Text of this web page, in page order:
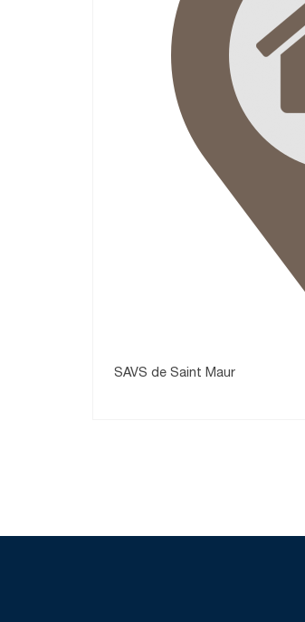
SAVS de Saint Maur